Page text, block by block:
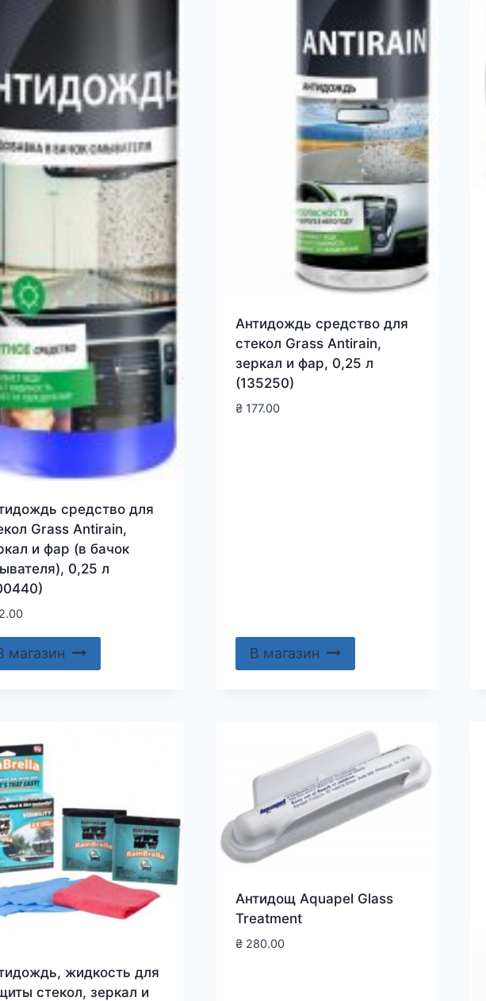
средство для
Grass Antirain,
и фар (в бачок
0,25 л
магазин
Антидождь средство для
стекол Grass Antirain,
зеркал и фар, 0,25 л
(135250)
₴177.00
В магазин
жидкость для
стекол, зеркал и
Антидощ Aquapel Glass
Treatment
₴280.00